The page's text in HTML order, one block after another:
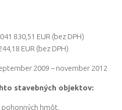
830,51 EUR (bez DPH)
EUR (bez DPH)
2009 – november 2012
stavebných objektov:
hmôt,